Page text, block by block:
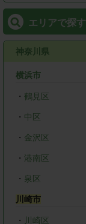
エリアで探す
神奈川県
横浜市
・ 鶴見区
・ 中区
・ 金沢区
・ 港南区
・ 泉区
川崎市
・ 川崎区